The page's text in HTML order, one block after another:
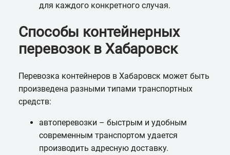
для каждого конкретного случая.
Способы контейнерных
перевозок в Хабаровск
Перевозка контейнеров в Хабаровск может быть
произведена разными типами транспортных
средств:
автоперевозки – быстрым и удобным
современным транспортом удается
производить адресную доставку.